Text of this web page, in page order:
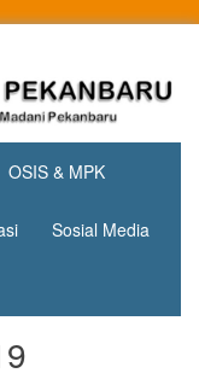
OSIS & MPK
Sosial Media